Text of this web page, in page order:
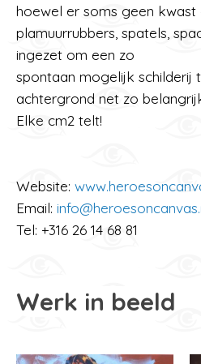
hoewel er soms geen kwast
plamuurrubbers, spatels,
ingezet om een zo
spontaan mogelijk schilderij
achtergrond net zo
Elke cm2 telt!
Website:
Email:
Tel: +316 26 14 68 81
Werk in beeld